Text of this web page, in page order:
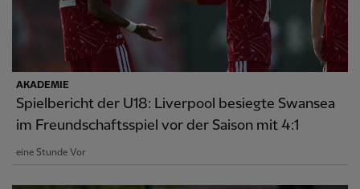
AKADEMIE
Spielbericht der U18: Liverpool besiegte Swansea
im Freundschaftsspiel vor der Saison mit 4:1
eine Stunde Vor